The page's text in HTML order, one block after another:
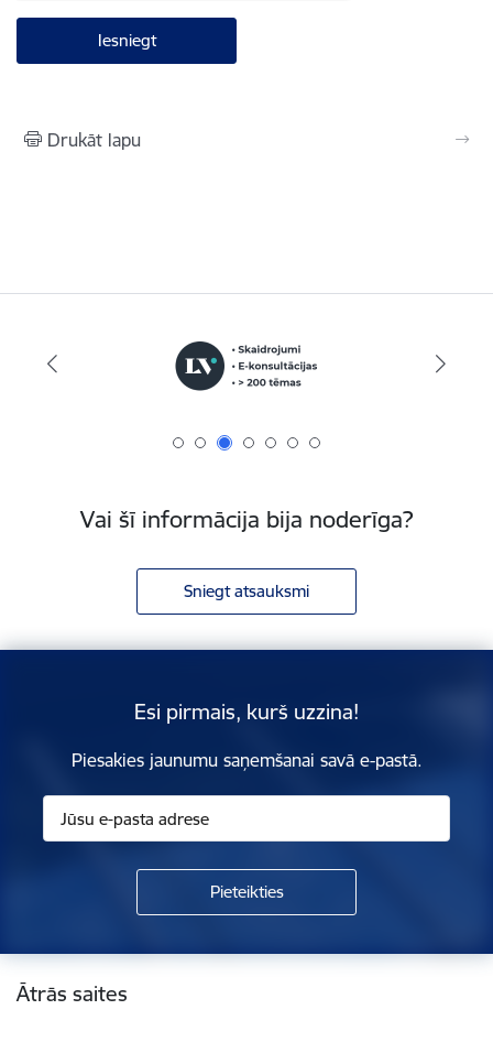
Drukāt lapu
Vai šī informācija bija noderīga?
Sniegt atsauksmi
Esi pirmais, kurš uzzina!
Piesakies jaunumu saņemšanai savā e-pastā.
Kājene
Ātrās saites